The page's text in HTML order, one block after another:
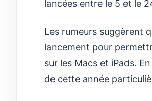
lancées entre le 5 et le
Les rumeurs suggèrent
lancement pour
sur les Macs et iPads.
de cette année